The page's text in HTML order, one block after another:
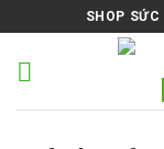
to
content
SHOP